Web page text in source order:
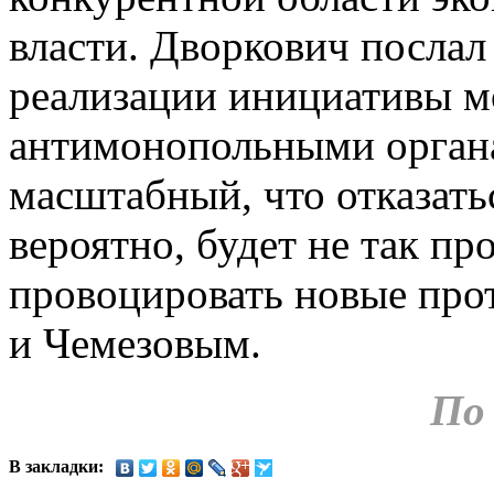
власти. Дворкович
реализации инициативы
антимонопольными
масштабный, что
вероятно, будет не так
провоцировать новые
и Чемезовым.
По
В закладки: